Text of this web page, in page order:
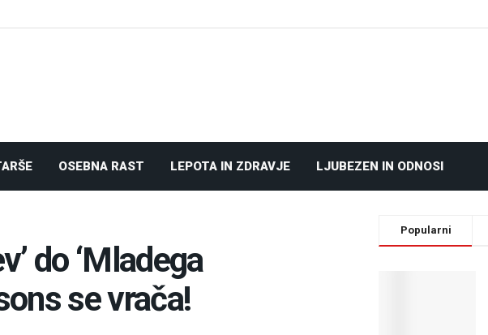
OSEBNA RAST LEPOTA IN ZDRAVJE LJUBEZEN IN ODNOSI
do ‘Mladega
se vrača!
Popularni